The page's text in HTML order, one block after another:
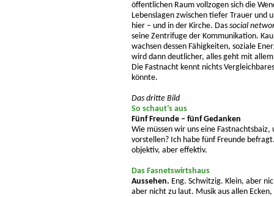
öffentlichen Raum vollzogen sich die
Lebenslagen zwischen tiefer Trauer und
hier – und in der Kirche. Das social
seine Zentrifuge der Kommunikation.
wachsen dessen Fähigkeiten, soziale
wird dann deutlicher, alles geht mit
Die Fastnacht kennt nichts
könnte.
Das dritte Bild
So schaut’s aus
Fünf Freunde – fünf Gedanken
Wie müssen wir uns eine
vorstellen? Ich habe fünf Freunde
objektiv, aber effektiv.
Das Fasnetswirtshaus
Aussehen. Eng. Schwitzig. Klein, aber
aber nicht zu laut. Musik aus allen